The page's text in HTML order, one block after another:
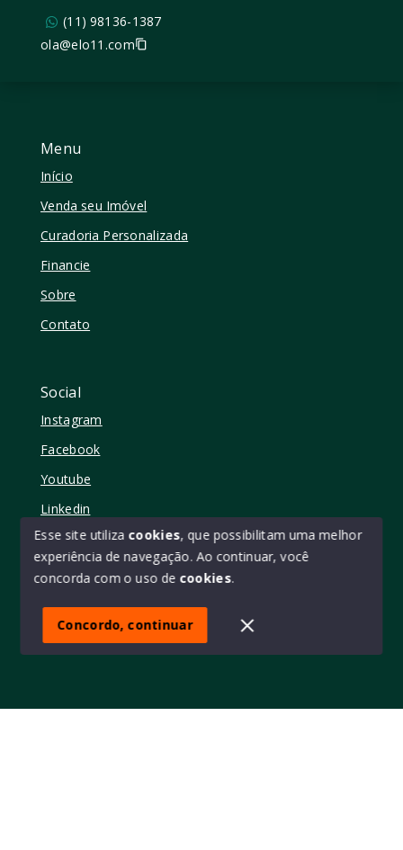
Menu
Início
Venda seu Imóvel
Curadoria Personalizada
Financie
Sobre
Contato
Social
Instagram
Facebook
Youtube
Linkedin
© Copyright 2026 - Elo11 consultoria imobiliária • creci
SITE PARA IMOBILIARIA
(11) 98136-1387
ola@elo11.com
Esse site utiliza cookies, que possibilitam uma melhor
experiência de navegação. Ao continuar, você
concorda com o uso de cookies.
Concordo, continuar